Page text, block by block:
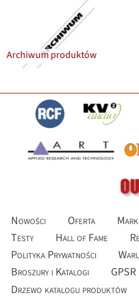
Archiwum produktów
Nowości Oferta
Testy
Hall of Fame
Polityka Prywatności
Broszury i Katalogi
GPSR
Drzewo katalogu produktów